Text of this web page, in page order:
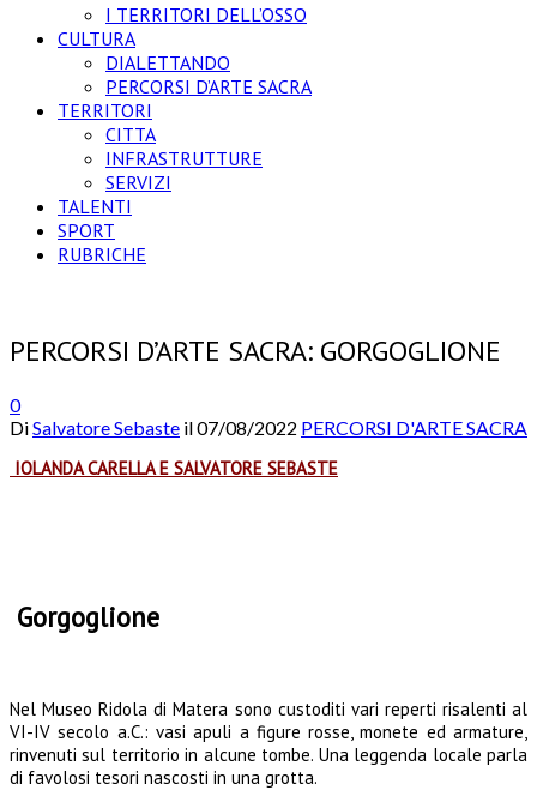
I TERRITORI DELL’OSSO
CULTURA
DIALETTANDO
PERCORSI D’ARTE SACRA
TERRITORI
CITTA
INFRASTRUTTURE
SERVIZI
TALENTI
SPORT
RUBRICHE
PERCORSI D’ARTE SACRA: GORGOGLIONE
0
DiSalvatore Sebaste il07/08/2022 PERCORSI D'ARTE SACRA
IOLANDA CARELLA E SALVATORE SEBASTE
Gorgoglione
Nel Museo Ridola di Matera sono custoditi vari reperti risalenti al
VI-IV secolo a.C.: vasi apuli a figure rosse, monete ed armature,
rinvenuti sul territorio in alcune tombe. Una leggenda locale parla
di favolosi tesori nascosti in una grotta.